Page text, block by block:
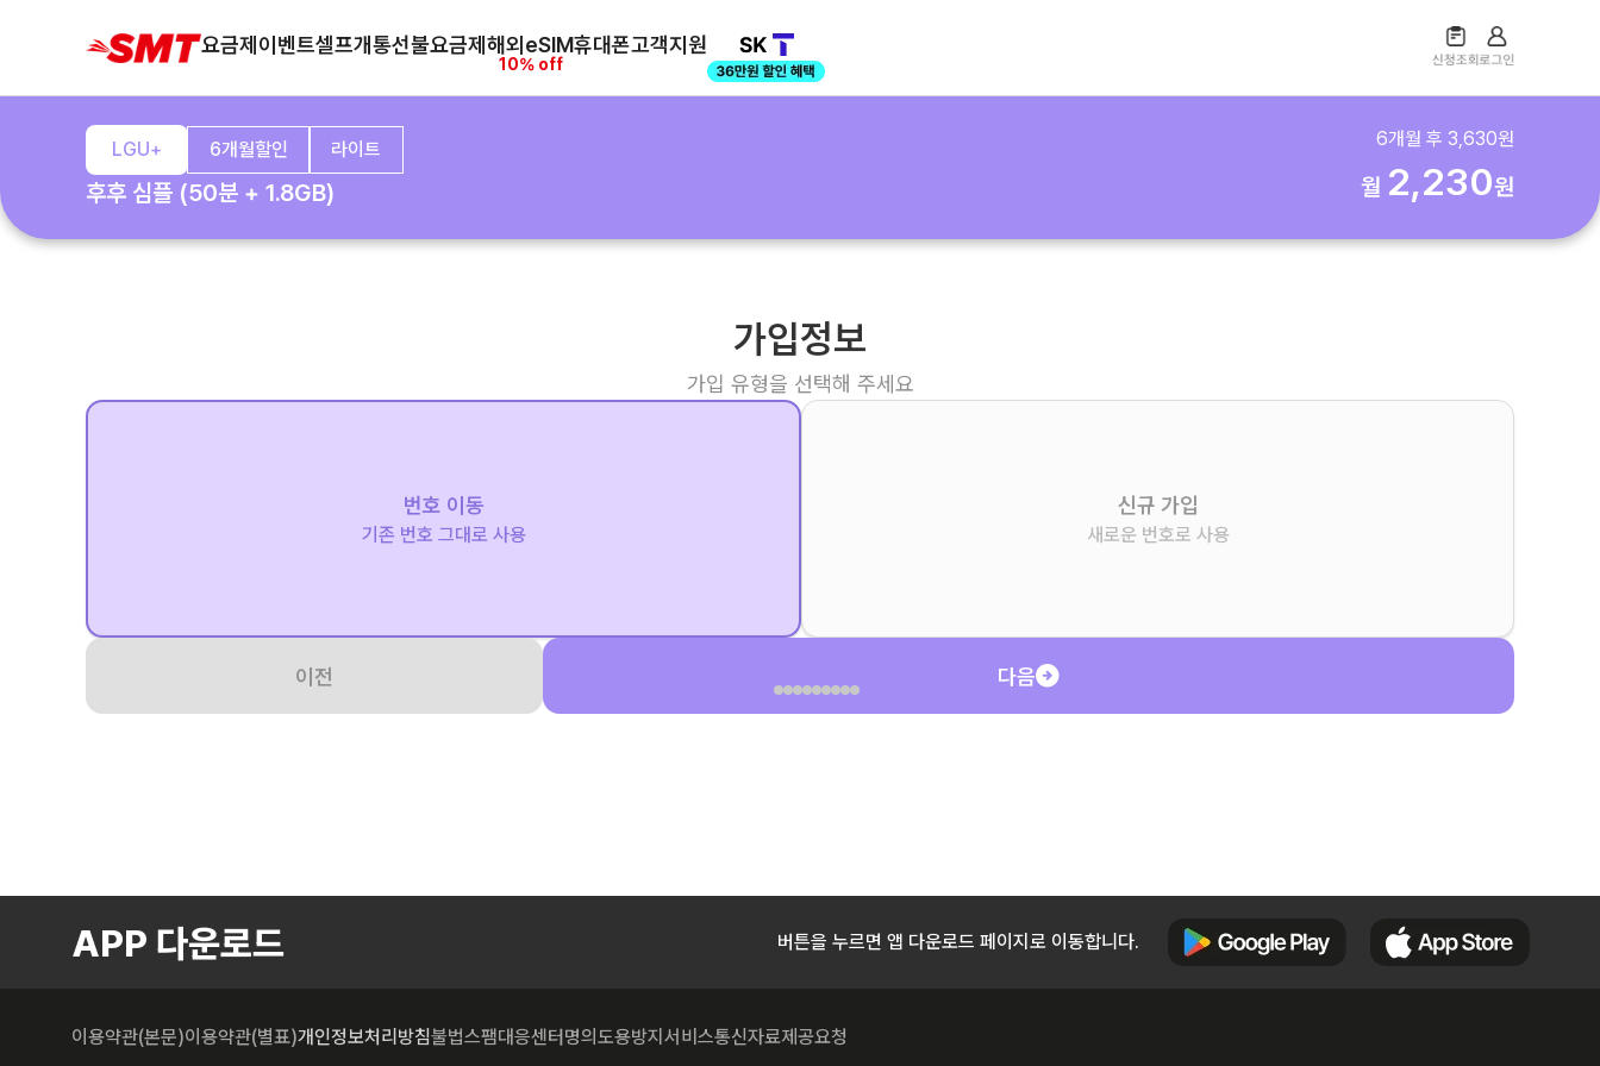
요금제이벤트셀프개통선불요금제해외eSIM
10% off
휴대폰고객지원
LGU+ 6개월할인 라이트
후후 심플 (50분 + 1.8GB)
6개월 후 3,630원
월 2,230원
가입정보
가입 유형을 선택해 주세요
번호 이동
기존 번호 그대로 사용
신규 가입
새로운 번호로 사용
이전 다음
APP 다운로드 버튼을 누르면 앱 다운로드 페이지로 이동합니다.
이용약관(본문)이용약관(별표)개인정보처리방침불법스팸대응센터명의도용방지서비스통신자료제공요청